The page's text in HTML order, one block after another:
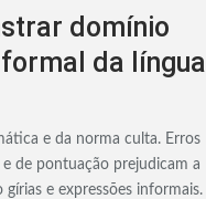
domínio
da língua
e da norma culta. Erros
de pontuação prejudicam a
e expressões informais.